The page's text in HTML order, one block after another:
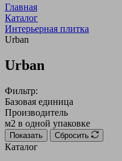
Главная
Каталог
Интерьерная плитка
Urban
Urban
Фильтр:
Базовая единица
Производитель
м2 в одной упаковке
Показать Сбросить
Каталог